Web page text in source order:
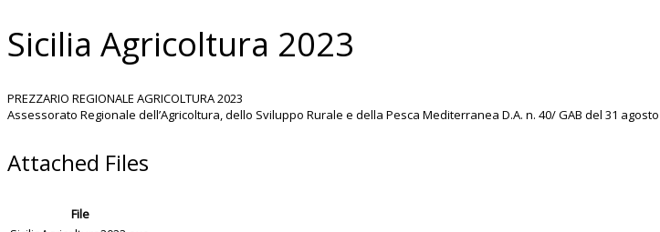
Sicilia Agricoltura 2023
PREZZARIO REGIONALE AGRICOLTURA 2023
Assessorato Regionale dell’Agricoltura, dello Sviluppo Rurale e della Pesca Mediterranea D.A. n. 40/ GAB del 31
Attached Files
File